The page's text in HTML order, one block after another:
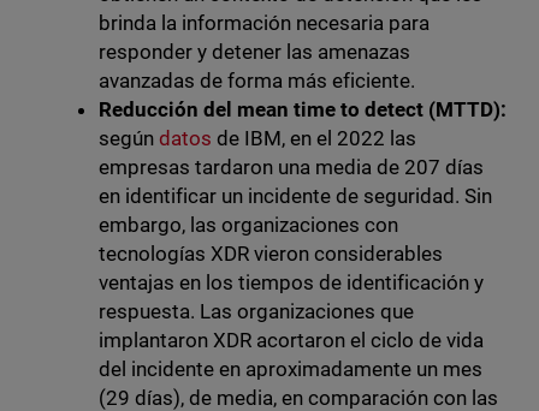
brinda la información necesaria para
responder y detener las amenazas
avanzadas de forma más eficiente.
Reducción del mean time to detect (MTTD):
según datos de IBM, en el 2022 las
empresas tardaron una media de 207 días
en identificar un incidente de seguridad. Sin
embargo, las organizaciones con
tecnologías XDR vieron considerables
ventajas en los tiempos de identificación y
respuesta. Las organizaciones que
implantaron XDR acortaron el ciclo de vida
del incidente en aproximadamente un mes
(29 días), de media, en comparación con las